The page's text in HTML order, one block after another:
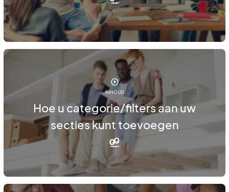
INHOUD
Hoe u categorie/filters aan uw
secties kunt toevoegen